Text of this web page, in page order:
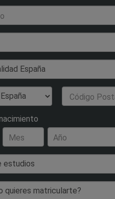
Código
Mes Año
estudios
quieres matricularte?